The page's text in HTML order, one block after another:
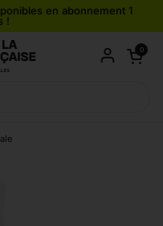
en abonnement 1
!
Ouvrir le
0